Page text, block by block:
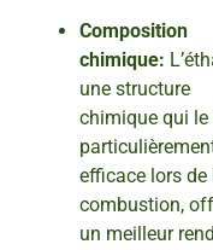
Composition
chimique:
une structure
chimique qui le
efficace lors de
combustion,
un meilleur